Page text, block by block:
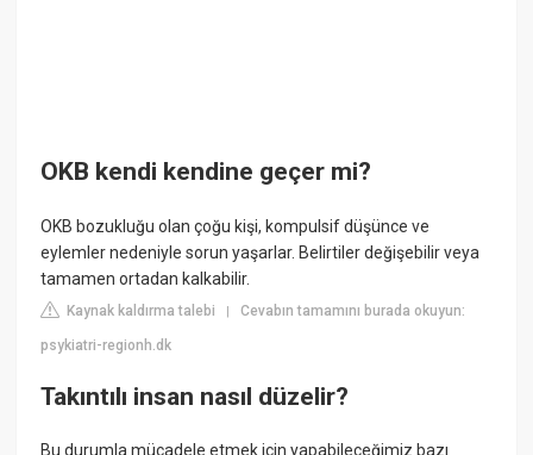
OKB kendi kendine geçer mi?
OKB bozukluğu olan çoğu kişi, kompulsif düşünce ve
eylemler nedeniyle sorun yaşarlar. Belirtiler değişebilir veya
tamamen ortadan kalkabilir.
Kaynak kaldırma talebi |Cevabın tamamını burada okuyun:
psykiatri-regionh.dk
Takıntılı insan nasıl düzelir?
Bu durumla mücadele etmek için yapabileceğimiz bazı